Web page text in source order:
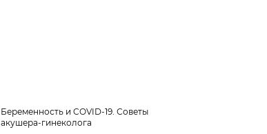
Беременность и COVID-19. Советы
акушера-гинеколога